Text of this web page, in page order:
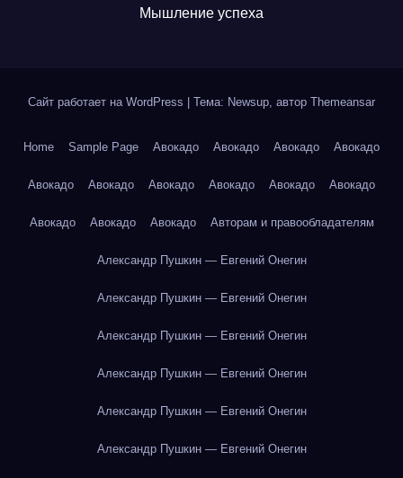
Мышление успеха
Сайт работает на WordPress Тема: Newsup, автор Themeansar
Home Sample Page Авокадо Авокадо Авокадо Авокадо
Авокадо Авокадо Авокадо Авокадо Авокадо Авокадо
Авокадо Авокадо Авокадо Авторам и правообладателям
Александр Пушкин — Евгений Онегин
Александр Пушкин — Евгений Онегин
Александр Пушкин — Евгений Онегин
Александр Пушкин — Евгений Онегин
Александр Пушкин — Евгений Онегин
Александр Пушкин — Евгений Онегин